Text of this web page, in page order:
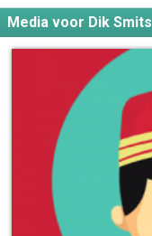
Media voor Dik Smits